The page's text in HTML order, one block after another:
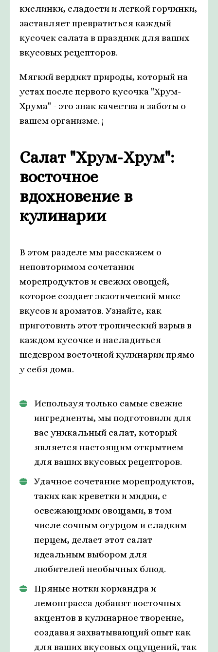
кислинки, сладости и легкой горчинки,
заставляет превратиться каждый
кусочек салата в праздник для ваших
вкусовых рецепторов.
Мягкий вердикт природы, который на
устах после первого кусочка "Хрум-
Хрума" - это знак качества и заботы о
вашем организме. ¡
Салат "Хрум-Хрум":
восточное
вдохновение в
кулинарии
В этом разделе мы расскажем о
неповторимом сочетании
морепродуктов и свежих овощей,
которое создает экзотический микс
вкусов и ароматов. Узнайте, как
приготовить этот тропический взрыв в
каждом кусочке и насладиться
шедевром восточной кулинарии прямо
у себя дома.
Используя только самые свежие
ингредиенты, мы подготовили для
вас уникальный салат, который
является настоящим открытием
для ваших вкусовых рецепторов.
Удачное сочетание морепродуктов,
таких как креветки и мидии, с
освежающими овощами, в том
числе сочным огурцом и сладким
перцем, делает этот салат
идеальным выбором для
любителей необычных блюд.
Пряные нотки кориандра и
лемонграсса добавят восточных
акцентов в кулинарное творение,
создавая захватывающий опыт как
для ваших вкусовых ощущений, так